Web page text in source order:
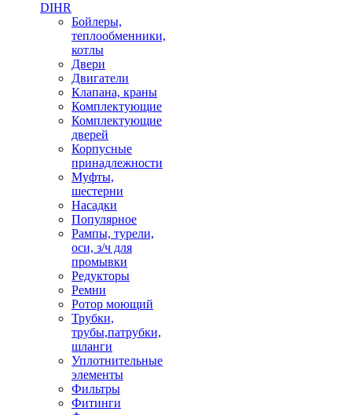
DIHR
Бойлеры,
теплообменники,
котлы
Двери
Двигатели
Клапана, краны
Комплектующие
Комплектующие
дверей
Корпусные
принадлежности
Муфты,
шестерни
Насадки
Популярное
Рампы, турели,
оси, з/ч для
промывки
Редукторы
Ремни
Ротор моющий
Трубки,
трубы,патрубки,
шланги
Уплотнительные
элементы
Фильтры
Фитинги